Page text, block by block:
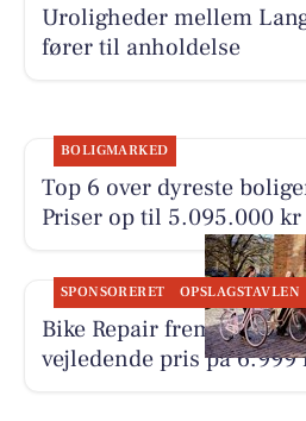
Uroligheder mellem
fører til anholdelse
BOLIGMARKED
Top 6 over dyreste
Priser op til 5.095.000 kr
SPONSORERET OPSLAGSTAVLEN
Bike Repair fremhæver
vejledende pris på 6.999